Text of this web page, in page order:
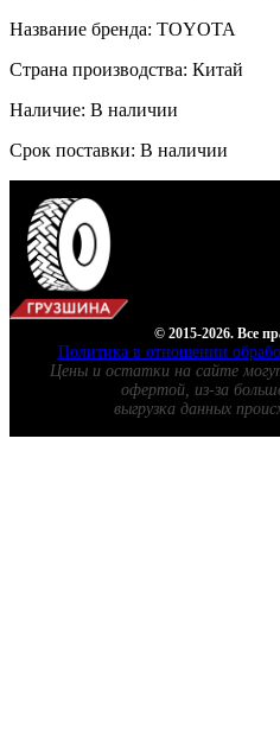
Название бренда: TOYOTA
Страна производства: Китай
Наличие: В наличии
Срок поставки: В наличии
© 2015-2026. Все
Политика в отношении
Цены и остатки на сайте
офертой, из-за
выгрузка данных